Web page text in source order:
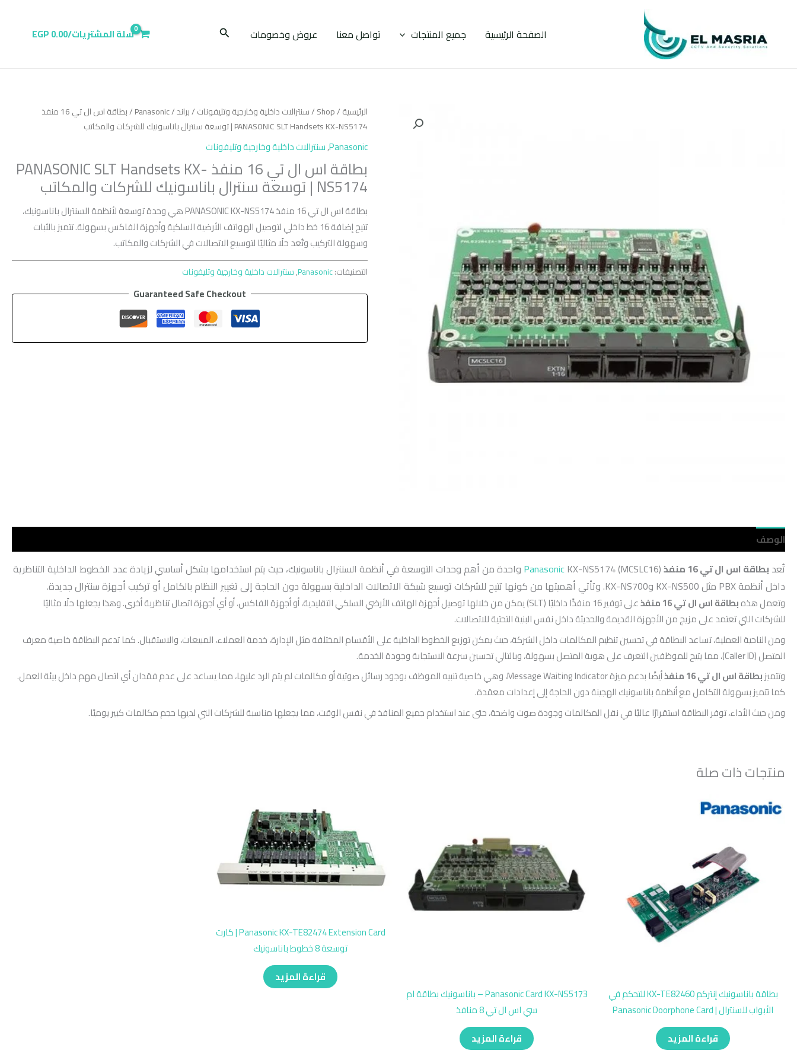
المحتوى
الصفحة الرئيسية جميع المنتجات تواصل معنا عروض وخصومات البحث سلة المشتريات/0.00
EGP
الرئيسية/
Shop
/سنترالات داخلية وخارجية وتليفونات/براند/
Panasonic
/ بطاقة اس ال تي 16 منفذ
PANASONIC SLT Handsets KX-NS5174 | توسعة سنترال باناسونيك للشركات والمكاتب
Panasonic
,سنترالات داخلية وخارجية وتليفونات
بطاقة اس ال تي 16 منفذ PANASONIC SLT Handsets KX-
NS5174 | توسعة سنترال باناسونيك للشركات والمكاتب
بطاقة اس ال تي 16 منفذ PANASONIC KX-NS5174 هي وحدة توسعة لأنظمة السنترال باناسونيك،
تتيح إضافة 16 خط داخلي لتوصيل الهواتف الأرضية السلكية وأجهزة الفاكس بسهولة. تتميز بالثبات
وسهولة التركيب وتُعد حلًا مثاليًا لتوسيع الاتصالات في الشركات والمكاتب.
التصنيفات:Panasonic
,سنترالات داخلية وخارجية وتليفونات
Guaranteed Safe Checkout
الوصف
تُعد بطاقة اس ال تي 16 منفذ
KX-NS5174 (MCSLC16) واحدة من أهم وحدات التوسعة في أنظمة السنترال باناسونيك، حيث يتم استخدامها بشكل أساسي لزيادة عدد الخطوط الداخلية التناظرية
داخل أنظمة PBX مثل KX-NS500 وKX-NS700. وتأتي أهميتها من كونها تتيح للشركات توسيع شبكة الاتصالات الداخلية بسهولة دون الحاجة إلى تغيير النظام بالكامل أو تركيب أجهزة سنترال جديدة.
وتعمل هذهبطاقة اس ال تي 16 منفذ
على توفير 16 منفذًا داخليًا (SLT) يمكن من خلالها توصيل أجهزة الهاتف الأرضي السلكي التقليدية، أو أجهزة الفاكس، أو أي أجهزة اتصال تناظرية أخرى. وهذا يجعلها حلًا مثاليًا
للشركات التي تعتمد على مزيج من الأجهزة القديمة والحديثة داخل نفس البنية التحتية للاتصالات.
ومن الناحية العملية، تساعد البطاقة في تحسين تنظيم المكالمات داخل الشركة، حيث يمكن توزيع الخطوط الداخلية على الأقسام المختلفة مثل الإدارة، خدمة العملاء، المبيعات، والاستقبال. كما تدعم البطاقة خاصية معرف
المتصل (Caller ID)، مما يتيح للموظفين التعرف على هوية المتصل بسهولة، وبالتالي تحسين سرعة الاستجابة وجودة الخدمة.
وتتميزبطاقة اس ال تي 16 منفذ
أيضًا بدعم ميزة Message Waiting Indicator، وهي خاصية تنبيه الموظف بوجود رسائل صوتية أو مكالمات لم يتم الرد عليها، مما يساعد على عدم فقدان أي اتصال مهم داخل بيئة العمل.
كما تتميز بسهولة التكامل مع أنظمة باناسونيك الهجينة دون الحاجة إلى إعدادات معقدة.
ومن حيث الأداء، توفر البطاقة استقرارًا عاليًا في نقل المكالمات وجودة صوت واضحة، حتى عند استخدام جميع المنافذ في نفس الوقت، مما يجعلها مناسبة للشركات التي لديها حجم مكالمات كبير يوميًا.
منتجات ذات صلة
بطاقة باناسونيك إنتركم KX-TE82460 للتحكم في
الأبواب للسنترال | Panasonic Doorphone Card
قراءة المزيد
Panasonic Card KX-NS5173 – باناسونيك بطاقة ام
سي اس ال تي 8 منافذ
قراءة المزيد
Panasonic KX-TE82474 Extension Card | كارت
توسعة 8 خطوط باناسونيك
قراءة المزيد